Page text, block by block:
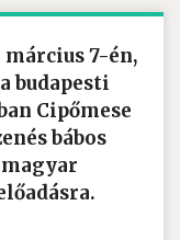
március 7-én,
budapesti
Cipőmese
bábos